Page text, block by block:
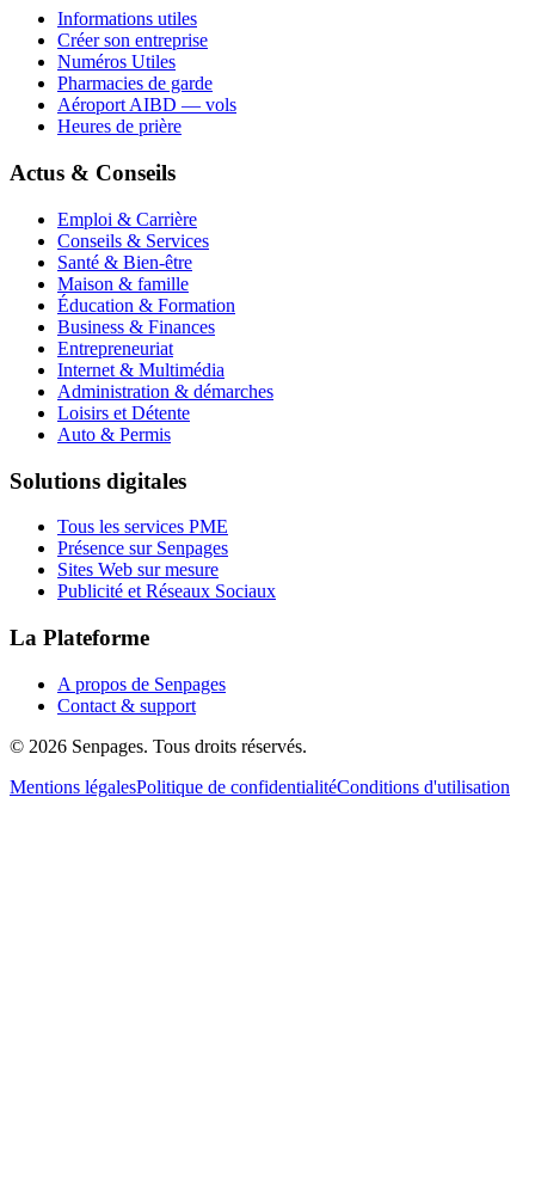
Informations utiles
Créer son entreprise
Numéros Utiles
Pharmacies de garde
Aéroport AIBD — vols
Heures de prière
Actus & Conseils
Emploi & Carrière
Conseils & Services
Santé & Bien-être
Maison & famille
Éducation & Formation
Business & Finances
Entrepreneuriat
Internet & Multimédia
Administration & démarches
Loisirs et Détente
Auto & Permis
Solutions digitales
Tous les services PME
Présence sur Senpages
Sites Web sur mesure
Publicité et Réseaux Sociaux
La Plateforme
A propos de Senpages
Contact & support
© 2026 Senpages. Tous droits réservés.
Mentions légalesPolitique de confidentialitéConditions d'utilisation